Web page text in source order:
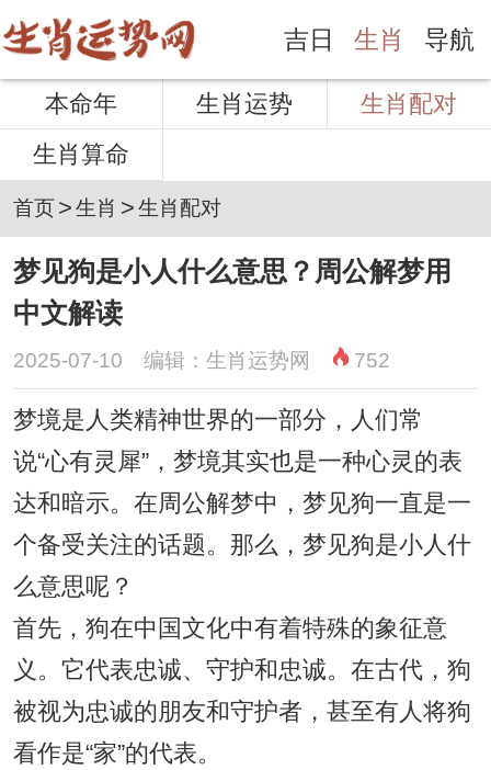
吉日 生肖 导航
本命年 生肖运势
生肖配对
生肖算命
首页>生肖 >生肖配对
梦见狗是小人什么意思？周公解梦用
中文解读
2025-07-10 编辑：生肖运势网 752
梦境是人类精神世界的一部分，人们常
说“心有灵犀”，梦境其实也是一种心灵的表
达和暗示。在周公解梦中，梦见狗一直是一
个备受关注的话题。那么，梦见狗是小人什
么意思呢？
首先，狗在中国文化中有着特殊的象征意
义。它代表忠诚、守护和忠诚。在古代，狗
被视为忠诚的朋友和守护者，甚至有人将狗
看作是“家”的代表。